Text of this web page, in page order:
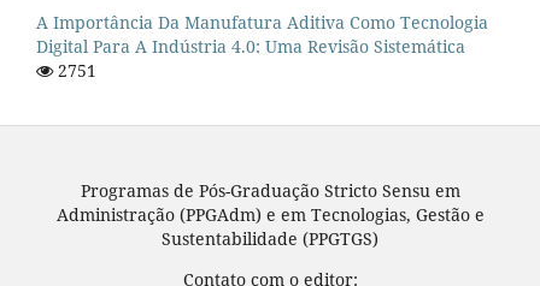
A Importância Da Manufatura Aditiva Como Tecnologia
Digital Para A Indústria 4.0: Uma Revisão Sistemática
2751
Programas de Pós-Graduação Stricto Sensu em
Administração (PPGAdm) e em Tecnologias, Gestão e
Sustentabilidade (PPGTGS)
Contato com o editor: